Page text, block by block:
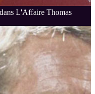
L'Affaire Thomas